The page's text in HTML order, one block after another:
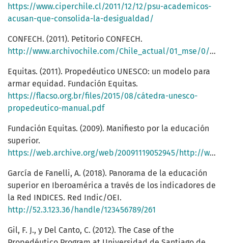
https://www.ciperchile.cl/2011/12/12/psu-academicos-
acusan-que-consolida-la-desigualdad/
CONFECH. (2011). Petitorio CONFECH.
http://www.archivochile.com/Chile_actual/01_mse/0/MSE0_0002.pdf
Equitas. (2011). Propedéutico UNESCO: un modelo para
armar equidad. Fundación Equitas.
https://flacso.org.br/files/2015/08/cátedra-unesco-
propedeutico-manual.pdf
Fundación Equitas. (2009). Manifiesto por la educación
superior.
https://web.archive.org/web/20091119052945/http://www.fundacionequitas.org/campañas/manifiesto
García de Fanelli, A. (2018). Panorama de la educación
superior en Iberoamérica a través de los indicadores de
la Red INDICES. Red Indic/OEI.
http://52.3.123.36/handle/123456789/261
Gil, F. J., y Del Canto, C. (2012). The Case of the